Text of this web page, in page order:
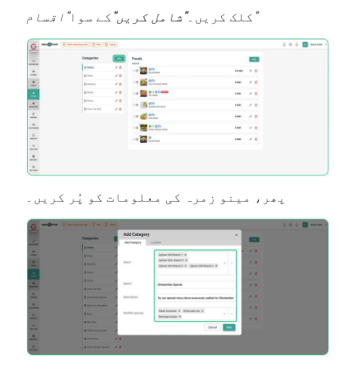
کلک کریں۔"شامل کریں" کے سوا "اقسام"
پھر، مینو زمرہ کی معلومات کو پُر کریں۔